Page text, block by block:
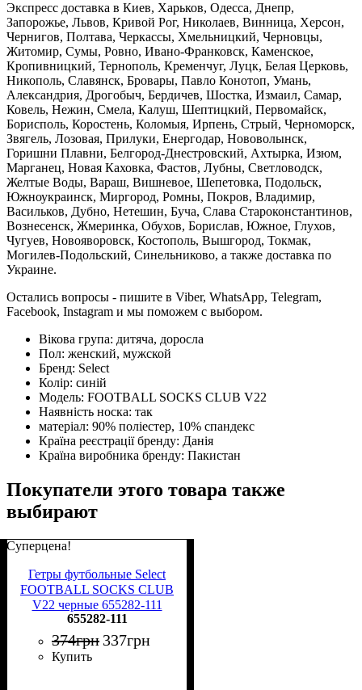
Экспресс доставка в Киев, Харьков, Одесса, Днепр,
Запорожье, Львов, Кривой Рог, Николаев, Винница, Херсон,
Чернигов, Полтава, Черкассы, Хмельницкий, Черновцы,
Житомир, Сумы, Ровно, Ивано-Франковск, Каменское,
Кропивницкий, Тернополь, Кременчуг, Луцк, Белая Церковь,
Никополь, Славянск, Бровары, Павло Конотоп, Умань,
Александрия, Дрогобыч, Бердичев, Шостка, Измаил, Самар,
Ковель, Нежин, Смела, Калуш, Шептицкий, Первомайск,
Борисполь, Коростень, Коломыя, Ирпень, Стрый, Черноморск,
Звягель, Лозовая, Прилуки, Енергодар, Нововолынск,
Горишни Плавни, Белгород-Днестровский, Ахтырка, Изюм,
Марганец, Новая Каховка, Фастов, Лубны, Светловодск,
Желтые Воды, Вараш, Вишневое, Шепетовка, Подольск,
Южноукраинск, Миргород, Ромны, Покров, Владимир,
Васильков, Дубно, Нетешин, Буча, Слава Староконстантинов,
Вознесенск, Жмеринка, Обухов, Борислав, Южное, Глухов,
Чугуев, Новояворовск, Костополь, Вышгород, Токмак,
Могилев-Подольский, Синельниково, а также доставка по
Украине.
Остались вопросы - пишите в Viber, WhatsApp, Telegram,
Facebook, Instagram и мы поможем с выбором.
Вікова група: дитяча, доросла
Пол: женский, мужской
Бренд: Select
Колір: синій
Модель: FOOTBALL SOCKS CLUB V22
Наявність носка: так
матеріал: 90% поліестер, 10% спандекс
Країна реєстрації бренду: Данія
Країна виробника бренду: Пакистан
Покупатели этого товара также
выбирают
Суперцена!
Гетры футбольные Select
FOOTBALL SOCKS CLUB
V22 черные 655282-111
655282-111
374грн 337грн
Купить